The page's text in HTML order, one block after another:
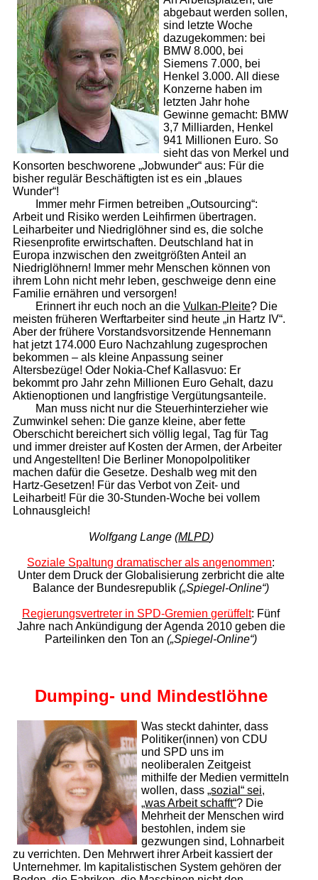
abgebaut werden sollen,
sind letzte Woche
dazugekommen: bei
BMW 8.000, bei
Siemens 7.000, bei
Henkel 3.000. All diese
Konzerne haben im
letzten Jahr hohe
Gewinne gemacht: BMW
3,7 Milliarden, Henkel
941 Millionen Euro. So
sieht das von Merkel und
Konsorten beschworene „Jobwunder“ aus: Für die
bisher regulär Beschäftigten ist es ein „blaues
Wunder“!
Immer mehr Firmen betreiben „Outsourcing“:
Arbeit und Risiko werden Leihfirmen übertragen.
Leiharbeiter und Niedriglöhner sind es, die solche
Riesenprofite erwirtschaften. Deutschland hat in
Europa inzwischen den zweitgrößten Anteil an
Niedriglöhnern! Immer mehr Menschen können von
ihrem Lohn nicht mehr leben, geschweige denn eine
Familie ernähren und versorgen!
Erinnert ihr euch noch an die Vulkan-Pleite? Die
meisten früheren Werftarbeiter sind heute „in Hartz IV“.
Aber der frühere Vorstandsvorsitzende Hennemann
hat jetzt 174.000 Euro Nachzahlung zugesprochen
bekommen – als kleine Anpassung seiner
Altersbezüge! Oder Nokia-Chef Kallasvuo: Er
bekommt pro Jahr zehn Millionen Euro Gehalt, dazu
Aktienoptionen und langfristige Vergütungsanteile.
Man muss nicht nur die Steuerhinterzieher wie
Zumwinkel sehen: Die ganze kleine, aber fette
Oberschicht bereichert sich völlig legal, Tag für Tag
und immer dreister auf Kosten der Armen, der Arbeiter
und Angestellten! Die Berliner Monopolpolitiker
machen dafür die Gesetze. Deshalb weg mit den
Hartz-Gesetzen! Für das Verbot von Zeit- und
Leiharbeit! Für die 30-Stunden-Woche bei vollem
Lohnausgleich!
Wolfgang Lange (MLPD)
Soziale Spaltung dramatischer als angenommen:
Unter dem Druck der Globalisierung zerbricht die alte
Balance der Bundesrepublik(„Spiegel-Online“)
Regierungsvertreter in SPD-Gremien gerüffelt: Fünf
Jahre nach Ankündigung der Agenda 2010 geben die
Parteilinken den Ton an(„Spiegel-Online“)
Dumping- und Mindestlöhne
Was steckt dahinter, dass
Politiker(innen) von CDU
und SPD uns im
neoliberalen Zeitgeist
mithilfe der Medien vermitteln
wollen, dass „sozial“ sei,
„was Arbeit schafft“? Die
Mehrheit der Menschen wird
bestohlen, indem sie
gezwungen sind, Lohnarbeit
zu verrichten. Den Mehrwert ihrer Arbeit kassiert der
Unternehmer. Im kapitalistischen System gehören der